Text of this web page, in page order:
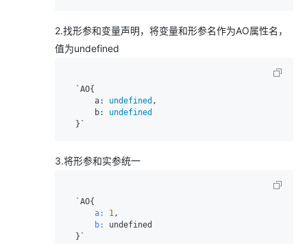
2.找形参和变量声明，将变量和形参名作为AO属性名，
值为undefined
      a:
undefined ,
      b:
undefined
3.将形参和实参统一
      a:
1
      b:
undefined